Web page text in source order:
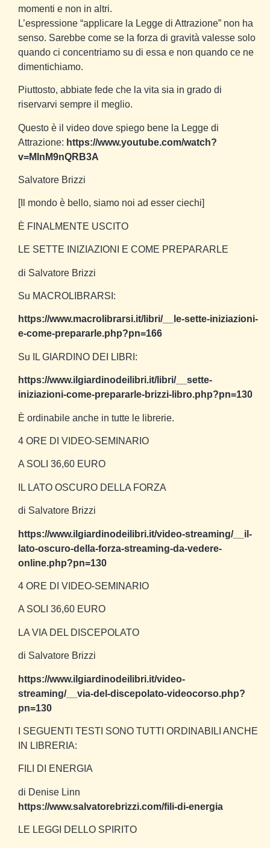
momenti e non in altri.
L’espressione “applicare la Legge di Attrazione” non ha
senso. Sarebbe come se la forza di gravità valesse solo
quando ci concentriamo su di essa e non quando ce ne
dimentichiamo.
Piuttosto, abbiate fede che la vita sia in grado di
riservarvi sempre il meglio.
Questo è il video dove spiego bene la Legge di
Attrazione: https://www.youtube.com/watch?
v=MlnM9nQRB3A
Salvatore Brizzi
[Il mondo è bello, siamo noi ad esser ciechi]
È FINALMENTE USCITO
LE SETTE INIZIAZIONI E COME PREPARARLE
di Salvatore Brizzi
Su MACROLIBRARSI:
https://www.macrolibrarsi.it/libri/__le-sette-iniziazioni-
e-come-prepararle.php?pn=166
Su IL GIARDINO DEI LIBRI:
https://www.ilgiardinodeilibri.it/libri/__sette-
iniziazioni-come-prepararle-brizzi-libro.php?pn=130
È ordinabile anche in tutte le librerie.
4 ORE DI VIDEO-SEMINARIO
A SOLI 36,60 EURO
IL LATO OSCURO DELLA FORZA
di Salvatore Brizzi
https://www.ilgiardinodeilibri.it/video-streaming/__il-
lato-oscuro-della-forza-streaming-da-vedere-
online.php?pn=130
4 ORE DI VIDEO-SEMINARIO
A SOLI 36,60 EURO
LA VIA DEL DISCEPOLATO
di Salvatore Brizzi
https://www.ilgiardinodeilibri.it/video-
streaming/__via-del-discepolato-videocorso.php?
pn=130
I SEGUENTI TESTI SONO TUTTI ORDINABILI ANCHE
IN LIBRERIA:
FILI DI ENERGIA
di Denise Linn
https://www.salvatorebrizzi.com/fili-di-energia
LE LEGGI DELLO SPIRITO